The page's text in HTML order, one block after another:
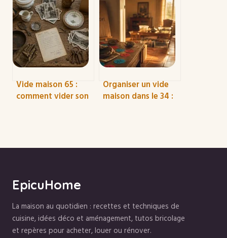
comment les
réparer vous-même
bicarbonate pour
tout désincruster
Vide maison 65 :
comment vider son
Organiser un vide
maison dans le 34 :
EpicuHome
La maison au quotidien : recettes et techniques de
cuisine, idées déco et aménagement, tutos bricolage
et repères pour acheter, louer ou rénover.